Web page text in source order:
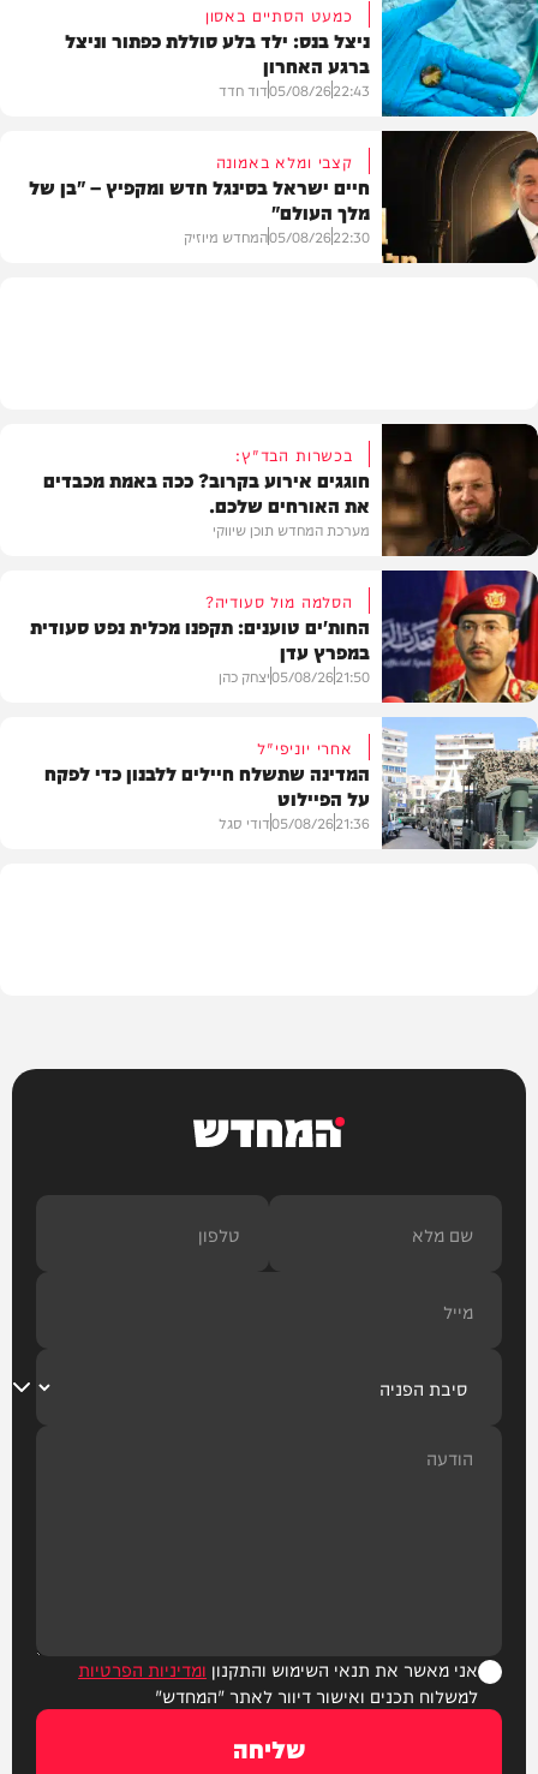
חדשות הרכב
בריאות
כמעט הסתיים באסון
ניצל בנס: ילד בלע סוללת כפתור וניצל
ברגע האחרון
22:43
05/08/26דוד חדד
קצבי ומלא באמונה
חיים ישראל בסינגל חדש ומקפיץ – "בן של
מלך העולם"
22:30
05/08/26המחדש מיוזיק
תוכן שיווקי
בכשרות הבד"ץ:
חוגגים אירוע בקרוב? ככה באמת מכבדים
את האורחים שלכם.
מערכת המחדש תוכן שיווקי
צבא וביטחון
הסלמה מול סעודיה?
החות'ים טוענים: תקפנו מכלית נפט סעודית
במפרץ עדן
21:50
05/08/26יצחק כהן
אחרי יוניפי"ל
המדינה שתשלח חיילים ללבנון כדי לפקח
על הפיילוט
21:36
05/08/26דודי סגל
המחדש
אני מאשר את תנאי השימוש והתקנון ומדיניות הפרטיות
למשלוח תכנים ואישור דיוור לאתר "המחדש"
שליחה